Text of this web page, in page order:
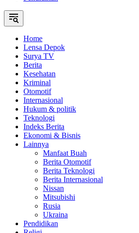
Home
Lensa Depok
Surya TV
Berita
Kesehatan
Kriminal
Otomotif
Internasional
Hukum & politik
Teknologi
Indeks Berita
Ekonomi & Bisnis
Lainnya
Manfaat Buah
Berita Otomotif
Berita Teknologi
Berita Internasional
Nissan
Mitsubishi
Rusia
Ukraina
Pendidikan